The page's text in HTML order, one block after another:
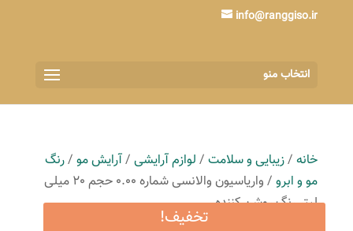
info@ranggiso.ir
انتخاب منو
خانه/زیبایی و سلامت/ لوازم آرایشی/آرایش مو/رنگ
مو و ابرو
/ واریاسیون والانسی شماره 0.00 حجم 20 میلی
لیتر رنگ روشن کننده
تخفیف!